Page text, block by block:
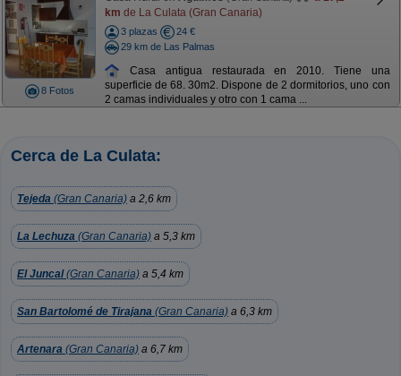
8 Fotos
km de La Culata (Gran Canaria)
3 plazas
24 €
29 km de Las Palmas
Casa antigua restaurada en 2010. Tiene una
superficie de 68. 30m2. Dispone de 2 dormitorios, uno con
2 camas individuales y otro con 1 cama ...
Cerca de La Culata:
Tejeda (Gran Canaria) a 2,6 km
La Lechuza (Gran Canaria) a 5,3 km
El Juncal(Gran Canaria) a 5,4 km
San Bartolomé de Tirajana (Gran Canaria) a 6,3 km
Artenara (Gran Canaria) a 6,7 km